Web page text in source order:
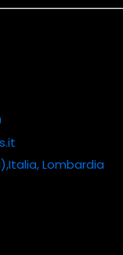
Lombardia